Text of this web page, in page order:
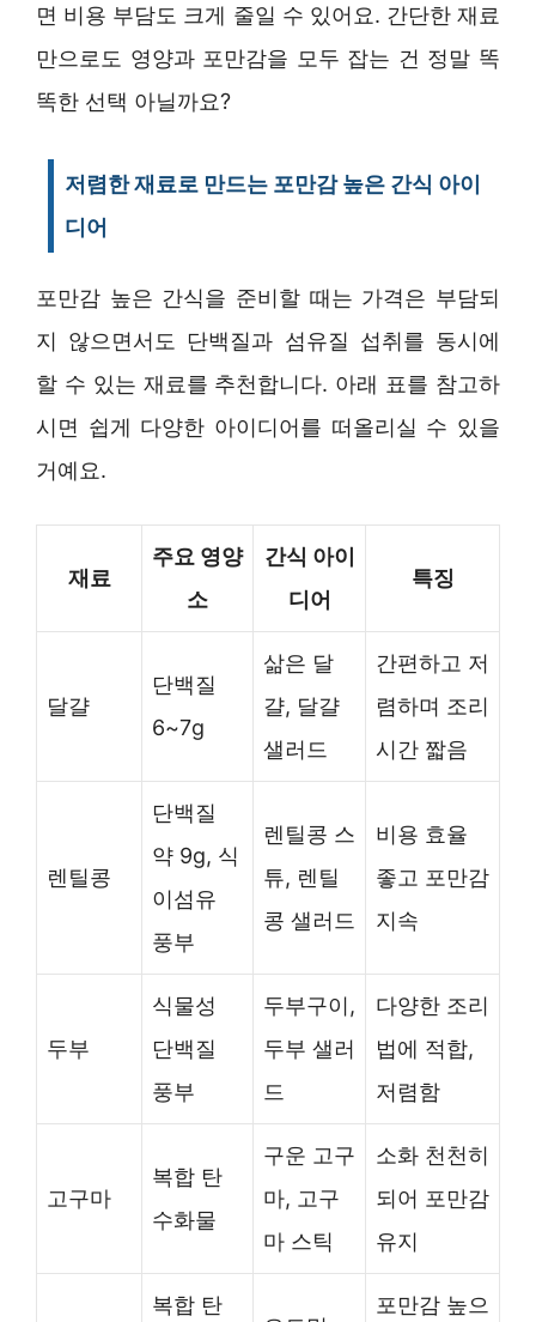
면 비용 부담도 크게 줄일 수 있어요. 간단한 재료
만으로도 영양과 포만감을 모두 잡는 건 정말 똑
똑한 선택 아닐까요?
저렴한 재료로 만드는 포만감 높은 간식 아이
디어
포만감 높은 간식을 준비할 때는 가격은 부담되
지 않으면서도 단백질과 섬유질 섭취를 동시에
할 수 있는 재료를 추천합니다. 아래 표를 참고하
시면 쉽게 다양한 아이디어를 떠올리실 수 있을
거예요.
재료
주요 영양
소
간식 아이
디어
특징
달걀
단백질
6~7g
삶은 달
걀, 달걀
샐러드
간편하고 저
렴하며 조리
시간 짧음
렌틸콩
단백질
약 9g, 식
이섬유
풍부
렌틸콩 스
튜, 렌틸
콩 샐러드
비용 효율
좋고 포만감
지속
두부
식물성
단백질
풍부
두부구이,
두부 샐러
드
다양한 조리
법에 적합,
저렴함
고구마
복합 탄
수화물
구운 고구
마, 고구
마 스틱
소화 천천히
되어 포만감
유지
복합 탄
포만감 높으